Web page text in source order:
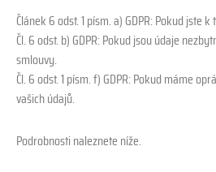
Článek 6 odst. 1 písm. a) GDPR: Pokud jste
Čl. 6 odst. b) GDPR: Pokud jsou údaje
smlouvy.
Čl. 6 odst. 1 písm. f) GDPR: Pokud máme
vašich údajů.
Podrobnosti naleznete níže.